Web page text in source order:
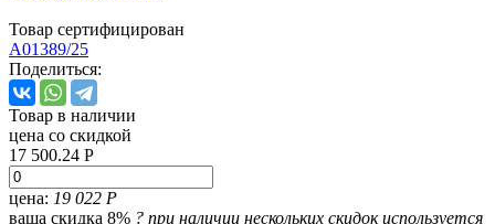
Товар сертифицирован
A01389/25
Поделиться:
Товар в наличии
цена со скидкой
17 500.24 Р
цена: 19 022 Р
ваша скидка 8% ? при наличии нескольких скидок используется